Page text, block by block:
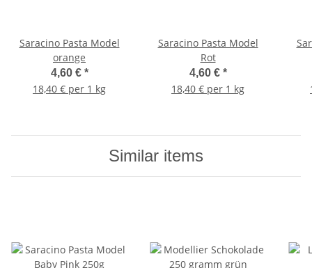
Saracino Pasta Model
orange
4,60 € *
18,40 € per 1 kg
Saracino Pasta Model
Rot
4,60 € *
18,40 € per 1 kg
Similar items